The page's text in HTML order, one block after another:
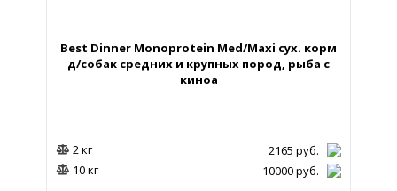
Best Dinner Monoprotein Med/Maxi сух. корм
д/собак средних и крупных пород, рыба с
киноа
2 кг 2165 руб.
10 кг
10000руб.